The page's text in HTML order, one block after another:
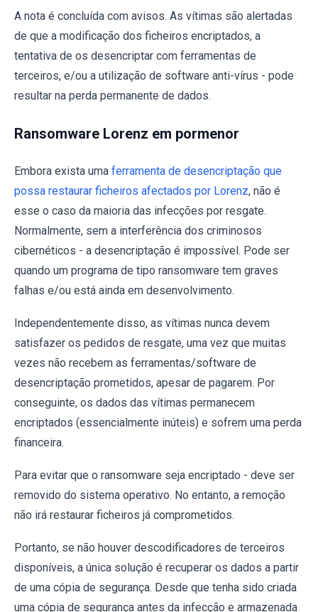
A nota é concluída com avisos. As vítimas são alertadas
de que a modificação dos ficheiros encriptados, a
tentativa de os desencriptar com ferramentas de
terceiros, e/ou a utilização de software anti-vírus - pode
resultar na perda permanente de dados.
Ransomware Lorenz em pormenor
Embora exista uma ferramenta de desencriptação que
possa restaurar ficheiros afectados por Lorenz, não é
esse o caso da maioria das infecções por resgate.
Normalmente, sem a interferência dos criminosos
cibernéticos - a desencriptação é impossível. Pode ser
quando um programa de tipo ransomware tem graves
falhas e/ou está ainda em desenvolvimento.
Independentemente disso, as vítimas nunca devem
satisfazer os pedidos de resgate, uma vez que muitas
vezes não recebem as ferramentas/software de
desencriptação prometidos, apesar de pagarem. Por
conseguinte, os dados das vítimas permanecem
encriptados (essencialmente inúteis) e sofrem uma perda
financeira.
Para evitar que o ransomware seja encriptado - deve ser
removido do sistema operativo. No entanto, a remoção
não irá restaurar ficheiros já comprometidos.
Portanto, se não houver descodificadores de terceiros
disponíveis, a única solução é recuperar os dados a partir
de uma cópia de segurança. Desde que tenha sido criada
uma cópia de segurança antes da infecção e armazenada